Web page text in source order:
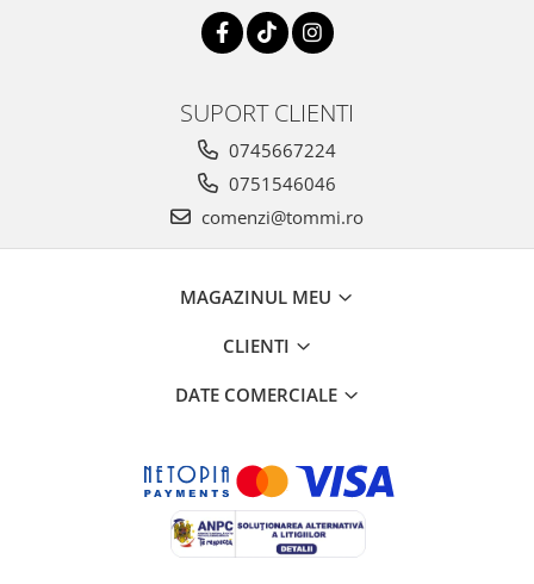
SUPORT CLIENTI
0745667224
0751546046
comenzi@tommi.ro
MAGAZINUL MEU
CLIENTI
DATE COMERCIALE